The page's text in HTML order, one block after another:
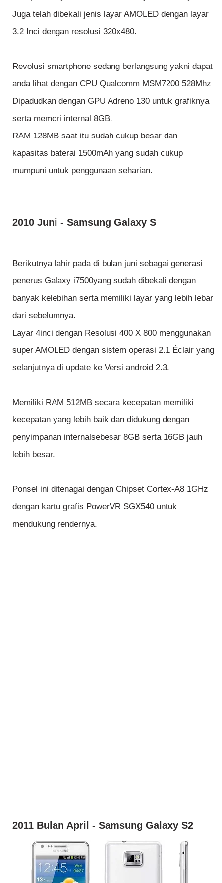
Juga telah dibekali jenis layar AMOLED dengan layar
3.2 Inci dengan resolusi 320x480.
Revolusi smartphone sedang berlangsung yakni dapat
anda lihat dengan CPU Qualcomm MSM7200 528Mhz
Dipadudkan dengan GPU Adreno 130 untuk grafiknya
serta memori internal 8GB.
RAM 128MB saat itu sudah cukup besar dan
kapasitas baterai 1500mAh yang sudah cukup
mumpuni untuk penggunaan seharian.
2010 Juni - Samsung Galaxy S
Berikutnya lahir pada di bulan juni sebagai generasi
penerus Galaxy i7500yang sudah dibekali dengan
banyak kelebihan serta memiliki layar yang lebih lebar
dari sebelumnya.
Layar 4inci dengan Resolusi 400 X 800 menggunakan
super AMOLED dengan sistem operasi 2.1 Éclair yang
selanjutnya di update ke Versi android 2.3.
Memiliki RAM 512MB secara kecepatan memiliki
kecepatan yang lebih baik dan didukung dengan
penyimpanan internalsebesar 8GB serta 16GB jauh
lebih besar.
Ponsel ini ditenagai dengan Chipset Cortex-A8 1GHz
dengan kartu grafis PowerVR SGX540 untuk
mendukung rendernya.
2011 Bulan April - Samsung Galaxy S2